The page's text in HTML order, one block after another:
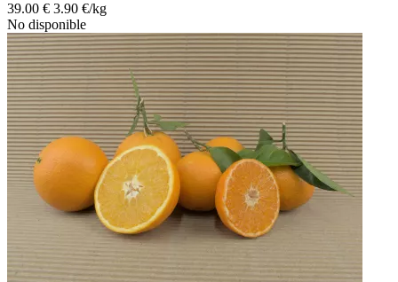
39.00 € 3.90 €/kg
No disponible